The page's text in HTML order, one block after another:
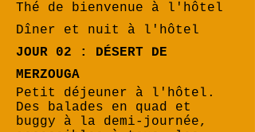
Thé de bienvenue à l'hôtel
Dîner et nuit à l'hôtel
JOUR 02 : DÉSERT DE
MERZOUGA
Petit déjeuner à l'hôtel.
Des balades en quad et
buggy à la demi-journée,